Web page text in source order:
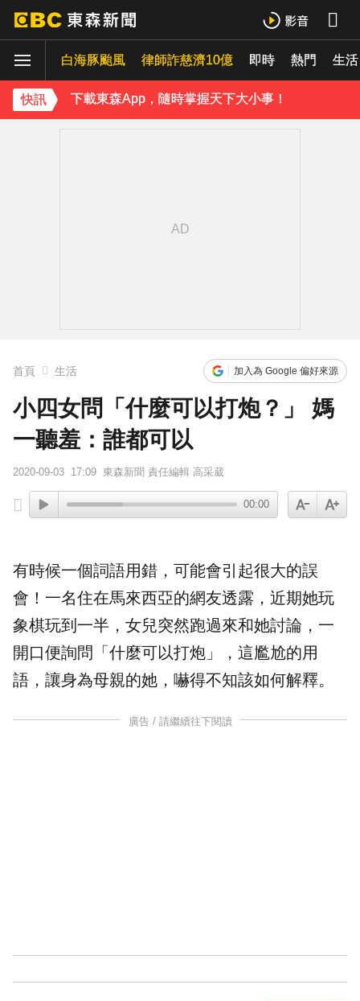
白海豚颱風 律師詐慈濟10億 即時 熱門 生活
快訊
下載東森App，隨時掌握天下大小事！
首頁 生活 加入為 Google 偏好來源
小四女問「什麼可以打炮？」 媽
一聽羞：誰都可以
2020-09-03 17:09 東森新聞 責任編輯 高采葳
00:00
有時候一個詞語用錯，可能會引起很大的誤
會！一名住在馬來西亞的網友透露，近期她玩
象棋玩到一半， 女兒突然跑過來和她討論，一
開口便詢問「什麼可以打炮 」，這尷尬的用
語，讓身為母親的她，嚇得不知該如何解釋。
廣告 / 請繼續往下閱讀